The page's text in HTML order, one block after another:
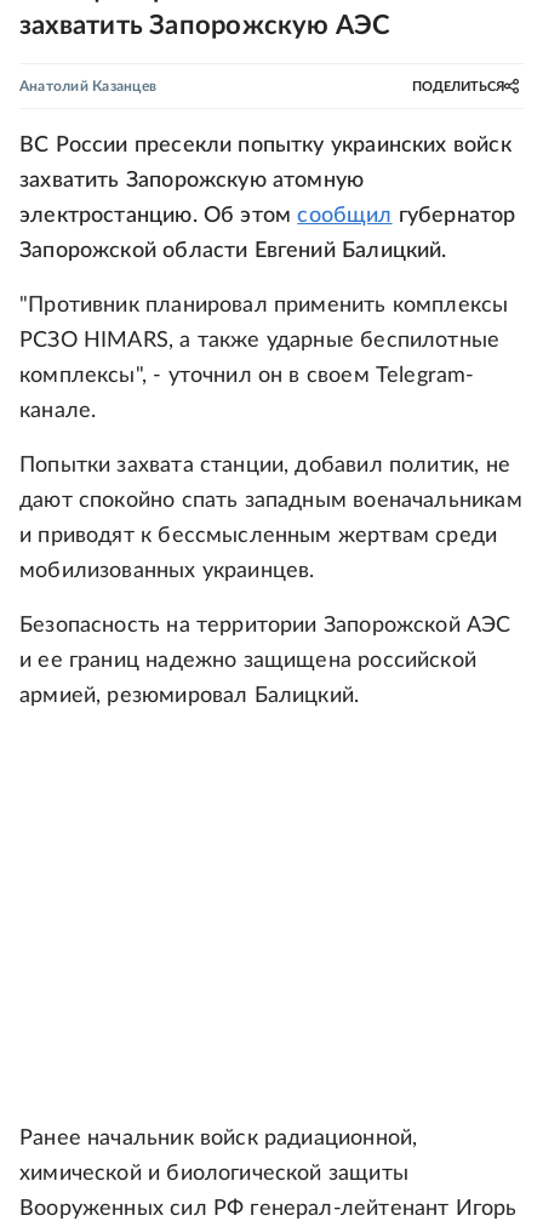
захватить Запорожскую АЭС
Анатолий Казанцев ПОДЕЛИТЬСЯ
ВС России пресекли попытку украинских войск
захватить Запорожскую атомную
электростанцию. Об этомсообщил губернатор
Запорожской области Евгений Балицкий.
"Противник планировал применить комплексы
РСЗО HIMARS, а также ударные беспилотные
комплексы", - уточнил он в своем Telegram-
канале.
Попытки захвата станции, добавил политик, не
дают спокойно спать западным военачальникам
и приводят к бессмысленным жертвам среди
мобилизованных украинцев.
Безопасность на территории Запорожской АЭС
и ее границ надежно защищена российской
армией, резюмировал Балицкий.
Ранее начальник войск радиационной,
химической и биологической защиты
Вооруженных сил РФ генерал-лейтенант Игорь